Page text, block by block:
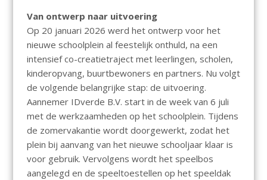
Van ontwerp naar uitvoering
Op 20 januari 2026 werd het ontwerp voor het
nieuwe schoolplein al feestelijk onthuld, na een
intensief co-creatietraject met leerlingen, scholen,
kinderopvang, buurtbewoners en partners. Nu volgt
de volgende belangrijke stap: de uitvoering.
Aannemer IDverde B.V. start in de week van 6 juli
met de werkzaamheden op het schoolplein. Tijdens
de zomervakantie wordt doorgewerkt, zodat het
plein bij aanvang van het nieuwe schooljaar klaar is
voor gebruik. Vervolgens wordt het speelbos
aangelegd en de speeltoestellen op het speeldak